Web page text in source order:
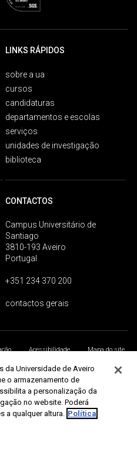
LINKS RÁPIDOS
sobre a ua
cursos
candidaturas
departamentos e escolas
serviços
unidades de investigação
biblioteca
CONTACTOS
Campus Universitário de
Santiago
3810-193 Aveiro
Portugal
+351 234 370 200
contactos gerais
Acessibilidade
Mapa do site
da Universidade de Aveiro
o armazenamento de
a personalização da
no website. Poderá
a qualquer altura. Política